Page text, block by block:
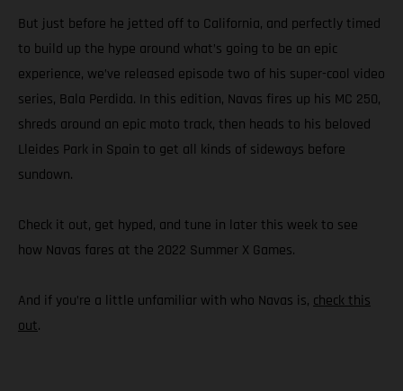
But just before he jetted off to California, and perfectly timed
to build up the hype around what’s going to be an epic
experience, we’ve released episode two of his super-cool video
series, Bala Perdida. In this edition, Navas fires up his MC 250,
shreds around an epic moto track, then heads to his beloved
Lleides Park in Spain to get all kinds of sideways before
sundown.
Check it out, get hyped, and tune in later this week to see
how Navas fares at the 2022 Summer X Games.
And if you’re a little unfamiliar with who Navas is, check this
out.